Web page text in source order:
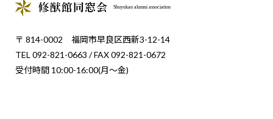
Shuyukan alumni association
〒 814-0002 福岡市早良区西新3-12-14
TEL 092-821-0663 / FAX 092-821-0672
受付時間 10:00-16:00(月〜金)